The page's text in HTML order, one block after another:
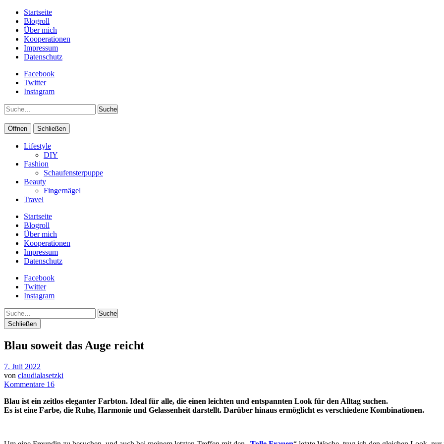
Startseite
Blogroll
Über mich
Kooperationen
Impressum
Datenschutz
Facebook
Twitter
Instagram
Suche
Öffnen Schließen
Lifestyle
DIY
Fashion
Schaufensterpuppe
Beauty
Fingernägel
Travel
Startseite
Blogroll
Über mich
Kooperationen
Impressum
Datenschutz
Facebook
Twitter
Instagram
Suche
Schließen
Blau soweit das Auge reicht
7. Juli 2022
von claudialasetzki
Kommentare 16
Blau ist ein zeitlos eleganter Farbton. Ideal für alle, die einen leichten und entspannten Look für den Alltag suchen.
Es ist eine Farbe, die Ruhe, Harmonie und Gelassenheit darstellt. Darüber hinaus ermöglicht es verschiedene Kombinationen.